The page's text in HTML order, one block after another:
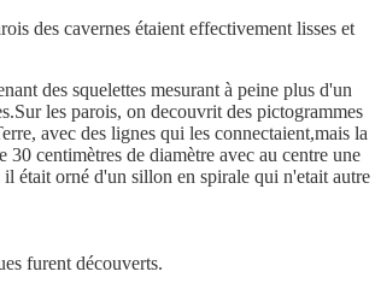
des cavernes étaient effectivement lisses et
des squelettes mesurant à peine plus d'un
les parois, on decouvrit des pictogrammes
avec des lignes qui les connectaient,mais la
centimètres de diamètre avec au centre une
était orné d'un sillon en spirale qui n'etait autre
furent découverts.